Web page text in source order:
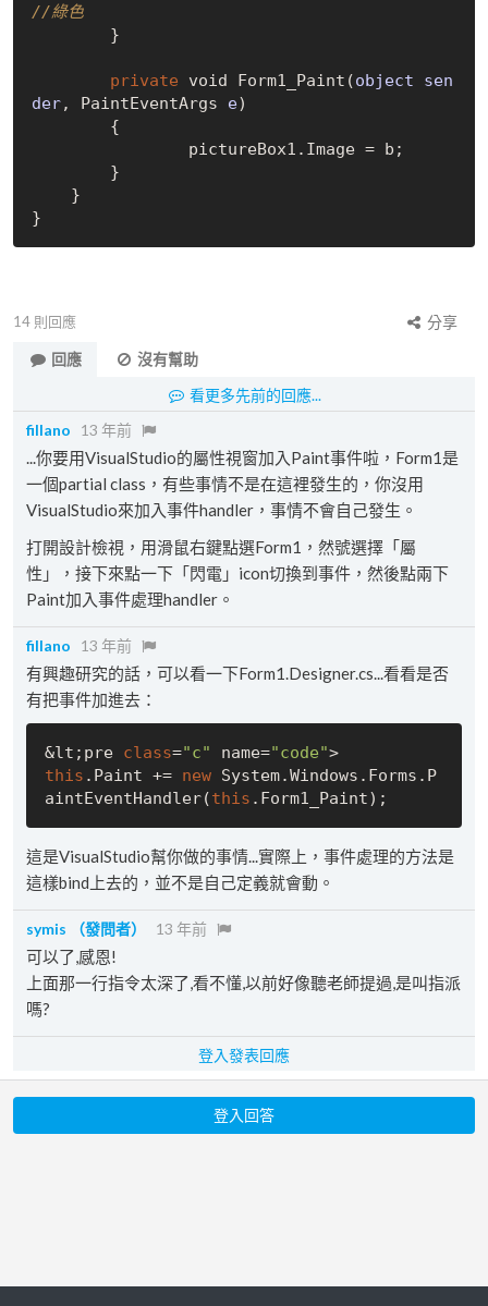
//綠色
private void Form1_Paint(object
sen
der, PaintEventArgs e)
14 則回應
分享
回應
沒有幫助
看更多先前的回應...
fillano
13 年前
...你要用VisualStudio的屬性視窗加入Paint事件啦，Form1是
一個partial class，有些事情不是在這裡發生的，你沒用
VisualStudio來加入事件handler，事情不會自己發生。
打開設計檢視，用滑鼠右鍵點選Form1，然號選擇「屬
性」，接下來點一下「閃電」icon切換到事件，然後點兩下
Paint加入事件處理handler。
fillano 13 年前
有興趣研究的話，可以看一下Form1.Designer.cs...看看是否
有把事件加進去：
&lt;pre class="c" name="code" >
this .Paint += new System.Windows.Forms.P
aintEventHandler(this
這是VisualStudio幫你做的事情...實際上，事件處理的方法是
這樣bind上去的，並不是自己定義就會動。
symis （發問者） 13 年前
可以了,感恩!
上面那一行指令太深了,看不懂,以前好像聽老師提過,是叫指派
嗎?
登入發表回應
登入回答